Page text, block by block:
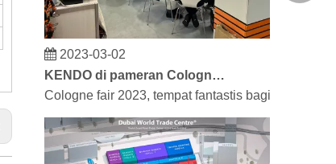
Cologne fair 2023, tempat fantastis bagi Kendo